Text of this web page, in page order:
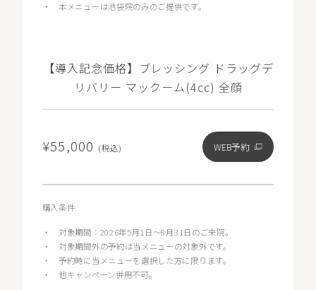
・本メニューは池袋院のみのご提供です。
【導入記念価格】ブレッシング ドラッグデ
リバリー マックーム(4cc) 全顔
¥55,000 (税込) WEB予約
購入条件
・ 対象期間：2026年5月1日〜8月31日のご来院。
・ 対象期間外の予約は当メニューの対象外です。
・予約時に当メニューを選択した方に限ります。
・他キャンペーン併用不可。